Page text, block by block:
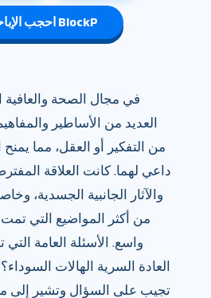
احجب الإباحية مع BlockP
في مجال الصحة والعافية
العديد من الأساطير
من التفكير أو العقل، مما يمنح
داعي لهما. كانت العلاقة
والآثار الجانبية الجسدية،
من أكثر المواضيع التي
واسع. الأسئلة العامة
العادة السرية الهالات
تجيب على السؤال وتشير إلى